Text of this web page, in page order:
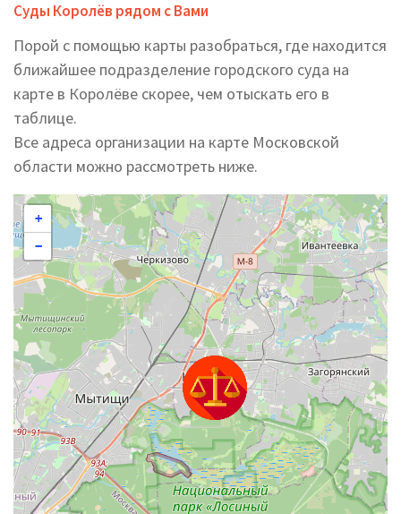
Суды Королёв рядом с Вами
Порой с помощью карты разобраться, где находится
ближайшее подразделение городского суда на
карте в Королёве скорее, чем отыскать его в
таблице.
Все адреса организации на карте Московской
области можно рассмотреть ниже.
+
−